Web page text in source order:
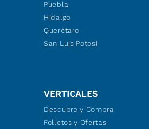
VERTICALES
Descubre y Compra
Folletos y Ofertas
Puebla
Hidalgo
Querétaro
San Luis Potosí